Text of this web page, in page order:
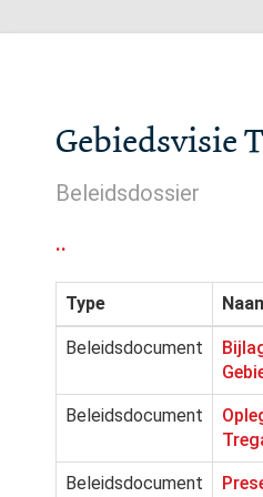
Gebiedsvisie
Beleidsdossier
..
Type
Beleidsdocument
Beleidsdocument
Beleidsdocument